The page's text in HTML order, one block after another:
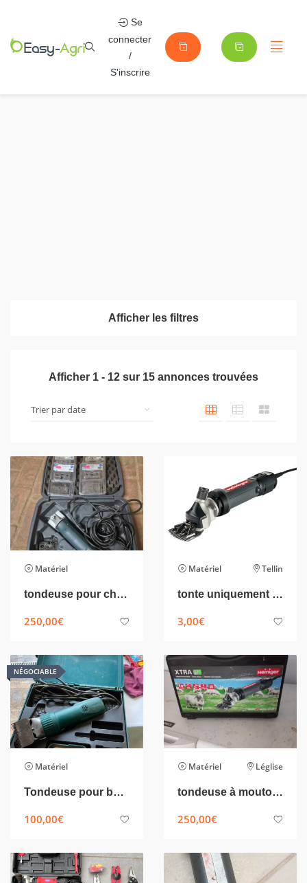
Se
connecter
/
S'inscrire
Afficher les filtres
Afficher 1 - 12 sur 15 annonces trouvées
Matériel
tondeuse pour chevaux
250,00€
Matériel Tellin
tonte uniquement bovin
3,00€
NÉGOCIABLE
Matériel
Tondeuse pour bétail
100,00€
Matériel Léglise
tondeuse à moutons
250,00€